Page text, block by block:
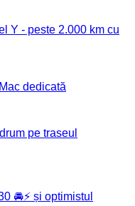
Y - peste 2.000 km cu
dedicată
pe traseul
🚘⚡️ și optimistul